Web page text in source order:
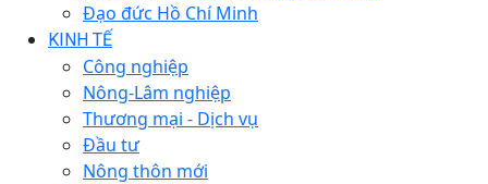
Đạo đức Hồ Chí Minh
KINH TẾ
Công nghiệp
Nông-Lâm nghiệp
Thương mại - Dịch vụ
Đầu tư
Nông thôn mới